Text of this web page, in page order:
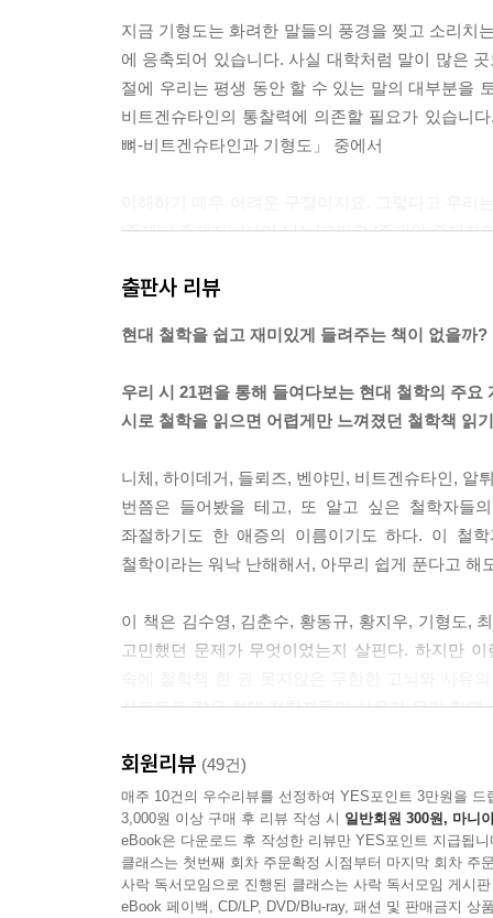
지금 기형도는 화려한 말들의 풍경을 찢고 소리치
에 응축되어 있습니다. 사실 대학처럼 말이 많은
절에 우리는 평생 동안 할 수 있는 말의 대부분을
비트겐슈타인의 통찰력에 의존할 필요가 있습니
뼈-비트겐슈타인과 기형도」 중에서
‘존재’, ‘ 존재자’, ‘사이-나눔’그리고 ‘존재와 존
로, 그리고 ‘존재자’를 밝은 공간에서 보이는 ‘면
존재론-하이데거와 김춘수」 중에서
이탈리아의 현대 철학자 아감벤이라면 이런 문둥
희생으로는 바칠 수 없는 존재를 말하기 때문입
수는 없는 존재들, 즉 호모 사케르로 지목된 인간
로부터 어떠한 보호도 받지 못한다는 것을 의미합
사회는 이미 그들을 인간으로 생각하지 않기 때문
출판사 리뷰
현대 철학을 쉽고 재미있게 들려주는 책이 없을까?
우리 시 21편을 통해 들여다보는 현대 철학의 주요
시로 철학을 읽으면 어렵게만 느껴졌던 철학책 읽
니체, 하이데거, 들뢰즈, 벤야민, 비트겐슈타인,
번쯤은 들어봤을 테고, 또 알고 싶은 철학자들
좌절하기도 한 애증의 이름이기도 하다. 이 철
철학이라는 워낙 난해해서, 아무리 쉽게 푼다고
이 책은 김수영, 김춘수, 황동규, 황지우, 기형도,
고민했던 문제가 무엇이었는지 살핀다. 하지만
사르트르 같은 현대 철학자들의 사유가 우리 현
시집과 철학책, 과연 어느 쪽이 더 무거울까?
분량은 짧지만 시 한 편 속에 담긴 사유는 결코 가
김남주의 「어떤 관료」와 한나 아렌트의 《예루
시 한 편과 철학책 한 권, 이 둘을 양팔 저울에 올
나타나는 묘한 평형을 보고 놀라게 될 것이다. 이
회원리뷰 (49건)
매주 10건의 우수리뷰를 선정하여 YES포인트 3만원을 드
3,000원 이상 구매 후 리뷰 작성 시 일반회원 300원, 마니
eBook은 다운로드 후 작성한 리뷰만 YES포인트 지급됩니
클래스는 첫번째 회차 주문확정 시점부터 마지막 회차 주
사락 독서모임으로 진행된 클래스는 사락 독서모임 게시
eBook 페이백, CD/LP, DVD/Blu-ray, 패션 및 판매금지 상